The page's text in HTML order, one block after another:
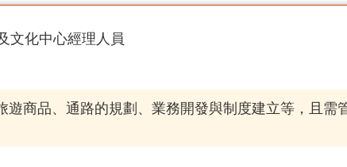
文化中心經理人員
遊商品、通路的規劃、業務開發與制度建立等，且需